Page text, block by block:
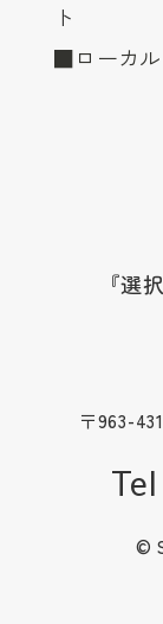
ト
■ローカ
『選
〒963-
©